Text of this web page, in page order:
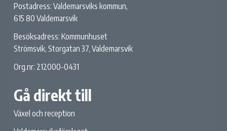
Postadress: Valdemarsviks kommun,
615 80 Valdemarsvik
Besöksadress: Kommunhuset
Strömsvik, Storgatan 37, Valdemarsvik
Org.nr: 212000-0431
Gå direkt till
Växel och reception